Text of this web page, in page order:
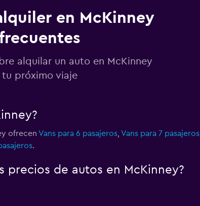
en McKinney
alquilar un auto en McKinney
próximo viaje
ofrecen Vans para 6 pasajeros, Vans para 7 pasajeros,
.
precios de autos en McKinney?